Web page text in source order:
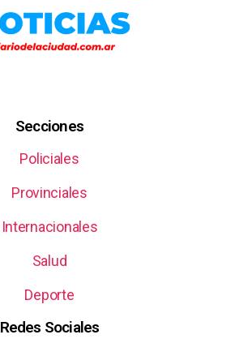
Secciones
Policiales
Provinciales
Internacionales
Salud
Deporte
Redes Sociales